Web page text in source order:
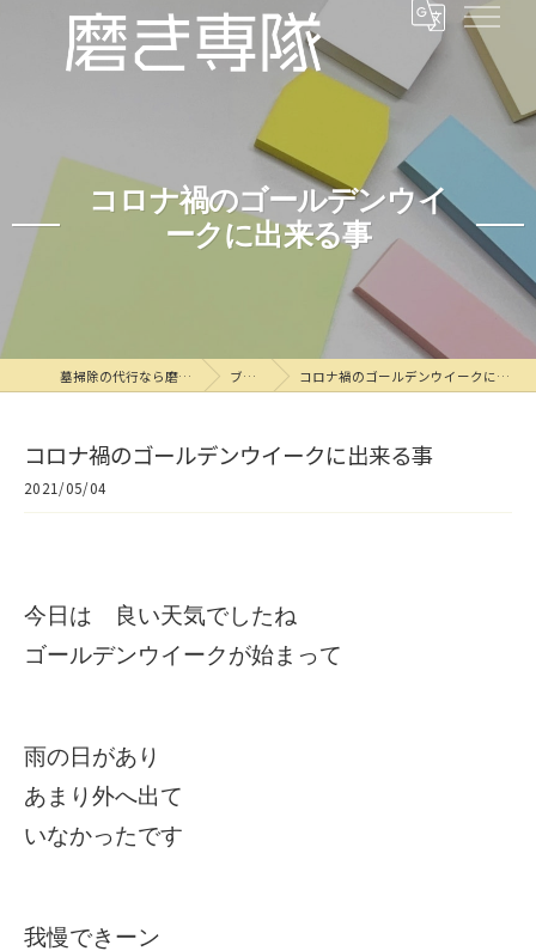
コロナ禍のゴールデンウイ
ークに出来る事
墓掃除の代行なら磨き専隊 ブログ コロナ禍のゴールデンウイークに出来る事
コロナ禍のゴールデンウイークに出来る事
2021/05/04
今日は 良い天気でしたね
ゴールデンウイークが始まって
雨の日があり
あまり外へ出て
いなかったです
我慢できーン